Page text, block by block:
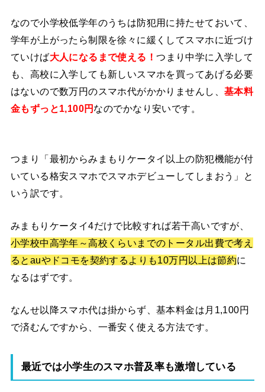
なので小学校低学年のうちは防犯用に持たせておいて、
学年が上がったら制限を徐々に緩くしてスマホに近づけ
ていけば大人になるまで使える！つまり中学に入学して
も、高校に入学しても新しいスマホを買ってあげる必要
はないので数万円のスマホ代がかかりませんし、 基本料
金もずっと1,100円 なのでかなり安いです。
つまり「最初からみまもりケータイ以上の防犯機能が付
いている格安スマホでスマホデビューしてしまおう」と
いう訳です。
みまもりケータイ4だけで比較すれば若干高いですが、
小学校中高学年～高校くらいまでのトータル出費で考え
るとauやドコモを契約するよりも10万円以上は節約に
なるはずです。
なんせ以降スマホ代は掛からず、基本料金は月1,100円
で済むんですから、一番安く使える方法です。
最近では小学生のスマホ普及率も激増している